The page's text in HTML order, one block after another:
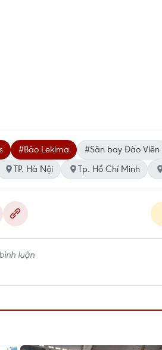
#Bão Lekima #Sân bay Đào Viên
TP. Hà Nội Tp. Hồ Chí Minh